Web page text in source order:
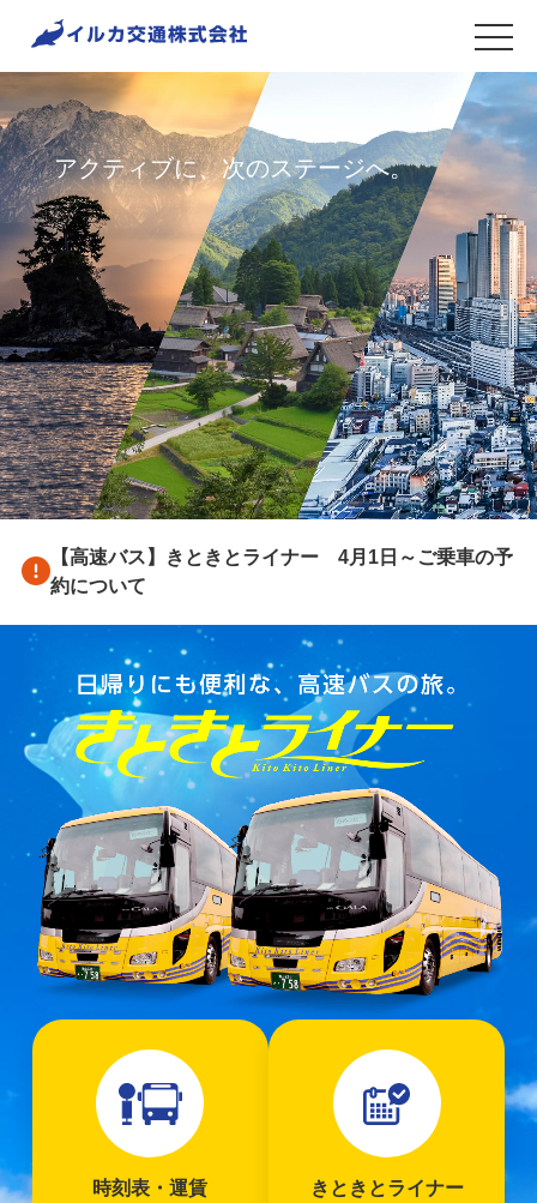
アクティブに、次のステージへ。
【高速バス】きときとライナー 4月1日～ご乗車の予
約について
時刻表・運賃
きときとライナー